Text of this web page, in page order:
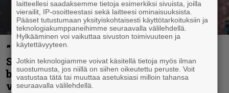
”He ovat tuoneet soittoon jotain uutta” –
Sepulturan Andreas Kisser nimeää
bändin, jonka riffit ovat tehneet
vaikutuksen
laitteellesi saadaksemme tietoja esimerkiksi sivuista, joilla
vierailit, IP-osoitteestasi sekä laitteesi ominaisuuksista.
Pääset tutustumaan yksityiskohtaisesti käyttötarkoituksiin ja
teknologiakumppaneihimme seuraavalla välilehdellä.
Hylkääminen voi vaikuttaa sivuston toimivuuteen ja
käytettävyyteen.
Jotkin teknologiamme voivat käsitellä tietoja myös ilman
suostumusta, jos niillä on siihen oikeutettu peruste. Voit
vastustaa tätä tai muuttaa asetuksiasi milloin tahansa
seuraavalla välilehdellä.